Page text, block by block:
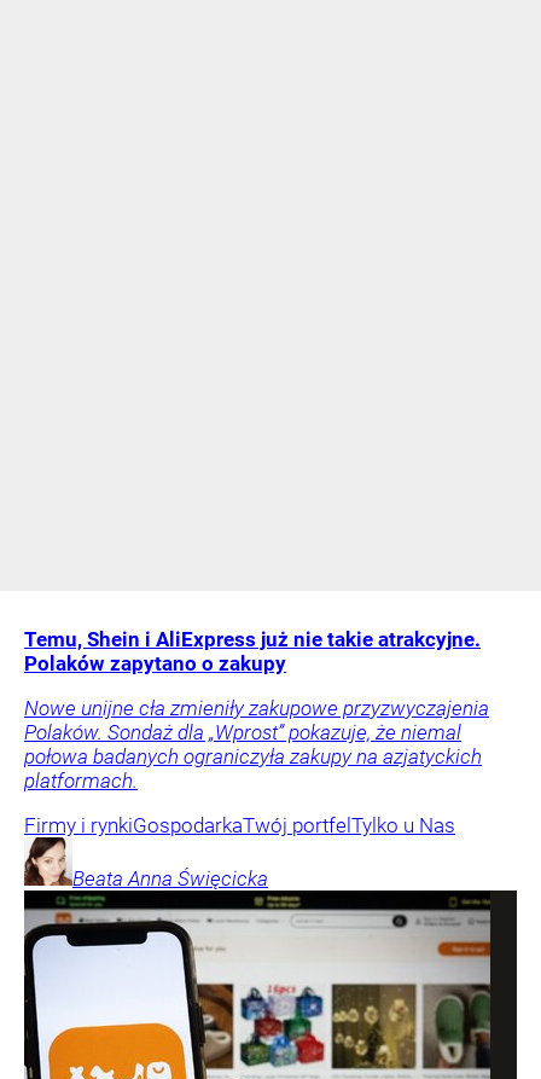
Temu, Shein i AliExpress już nie takie atrakcyjne.
Polaków zapytano o zakupy
Nowe unijne cła zmieniły zakupowe przyzwyczajenia
Polaków. Sondaż dla „Wprost” pokazuje, że niemal
połowa badanych ograniczyła zakupy na azjatyckich
platformach.
Firmy i rynkiGospodarkaTwój portfel Tylko u Nas
Beata Anna Święcicka